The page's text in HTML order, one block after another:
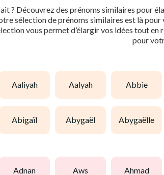
? Découvrez des prénoms similaires pour
sélection de prénoms similaires est là
vous permet d’élargir vos idées tout
pour
aaliyah aalyah abbie
abigaïl abygaël abygaëlle
adnan aws ahmad